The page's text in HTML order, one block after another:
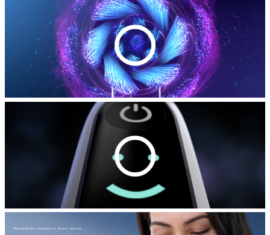
Невероятно плавная и тихая чистка.